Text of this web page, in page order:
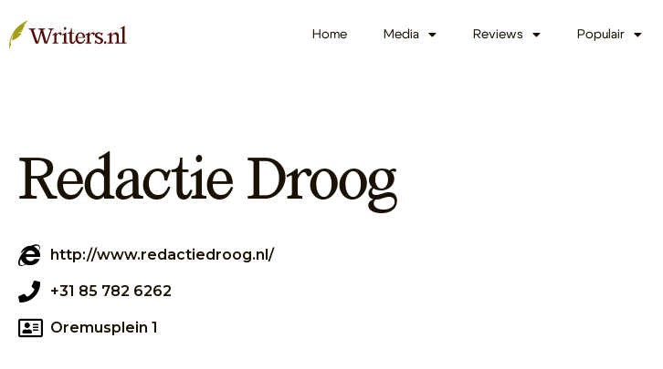
Home Media Reviews Populair
Redactie Droog
http://www.redactiedroog.nl/
+31 85 782 6262
Oremusplein 1